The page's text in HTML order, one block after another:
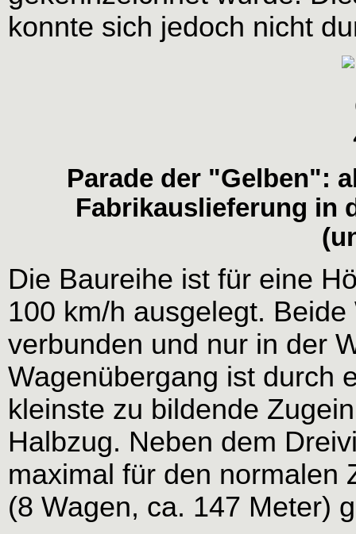
konnte sich jedoch nicht
Parade der "Gelben":
Fabrikauslieferung in
Die Baureihe ist für eine
100 km/h ausgelegt.
verbunden und nur in der
Wagenübergang ist durch
kleinste zu bildende
Halbzug. Neben dem
maximal für den normalen
(8 Wagen, ca. 147 Meter)